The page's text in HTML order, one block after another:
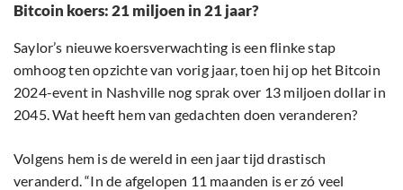
Bitcoin koers: 21 miljoen in 21 jaar?
Saylor’s nieuwe koersverwachting is een flinke stap
omhoog ten opzichte van vorig jaar, toen hij op het Bitcoin
2024-event in Nashville nog sprak over 13 miljoen dollar in
2045. Wat heeft hem van gedachten doen veranderen?
Volgens hem is de wereld in een jaar tijd drastisch
veranderd. “In de afgelopen 11 maanden is er zó veel